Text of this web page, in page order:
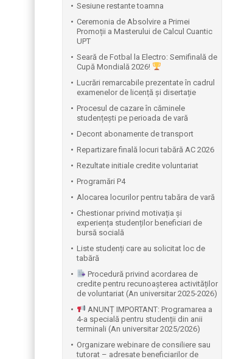
Sesiune restante toamna
Ceremonia de Absolvire a Primei
Promoții a Masterului de Calcul Cuantic
UPT
⁠Seară de Fotbal la Electro: Semifinală de
Cupă Mondială 2026!
Lucrări remarcabile prezentate în cadrul
examenelor de licență și disertație
Procesul de cazare în căminele
studențești pe perioada de vară
Decont abonamente de transport
Repartizare finală locuri tabără AC 2026
Rezultate initiale credite voluntariat
Programări P4
Alocarea locurilor pentru tabăra de vară
Chestionar privind motivația și
experiența studenților beneficiari de
bursă socială
Liste studenți care au solicitat loc de
tabără
Procedură privind acordarea de
credite pentru recunoașterea activităților
de voluntariat (An universitar 2025-2026)
ANUNȚ IMPORTANT: Programarea a
4-a specială pentru studenții din anii
terminali (An universitar 2025/2026)
Organizare webinare de consiliere sau
tutorat – adresate beneficiarilor de